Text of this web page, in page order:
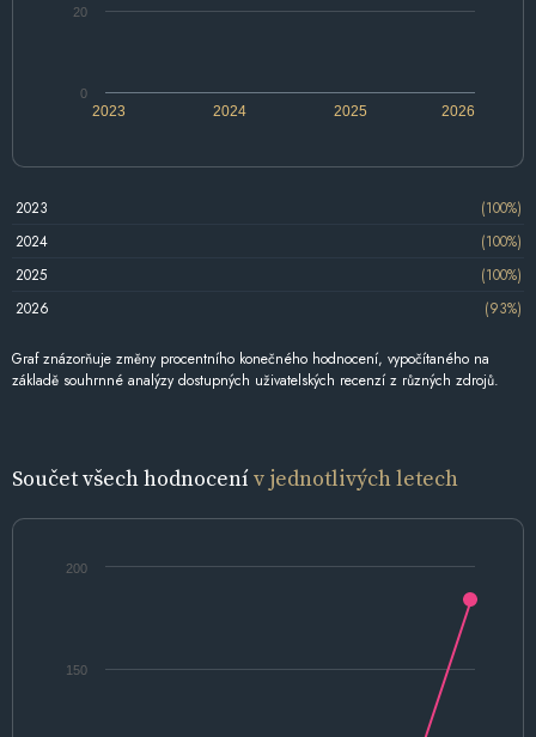
2024 2026
2023 2025
0
20
2023
(100%)
2024
(100%)
2025
(100%)
2026
(93%)
Graf znázorňuje změny procentního konečného hodnocení, vypočítaného na
základě souhrnné analýzy dostupných uživatelských recenzí z různých zdrojů.
Součet všech hodnocenív jednotlivých letech
150
200